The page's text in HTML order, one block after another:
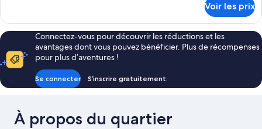
Chambre
Familiale
le
type
de
chambre
Chambre
Voir les prix
Connectez-vous pour découvrir les réductions et les
avantages dont vous pouvez bénéficier. Plus de récompenses
pour plus d’aventures !
Se connecter S’inscrire gratuitement
À propos du quartier